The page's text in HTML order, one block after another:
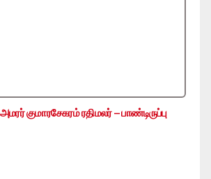
குமாரசேகரம் ரதிமலர் – பாண்டிருப்பு